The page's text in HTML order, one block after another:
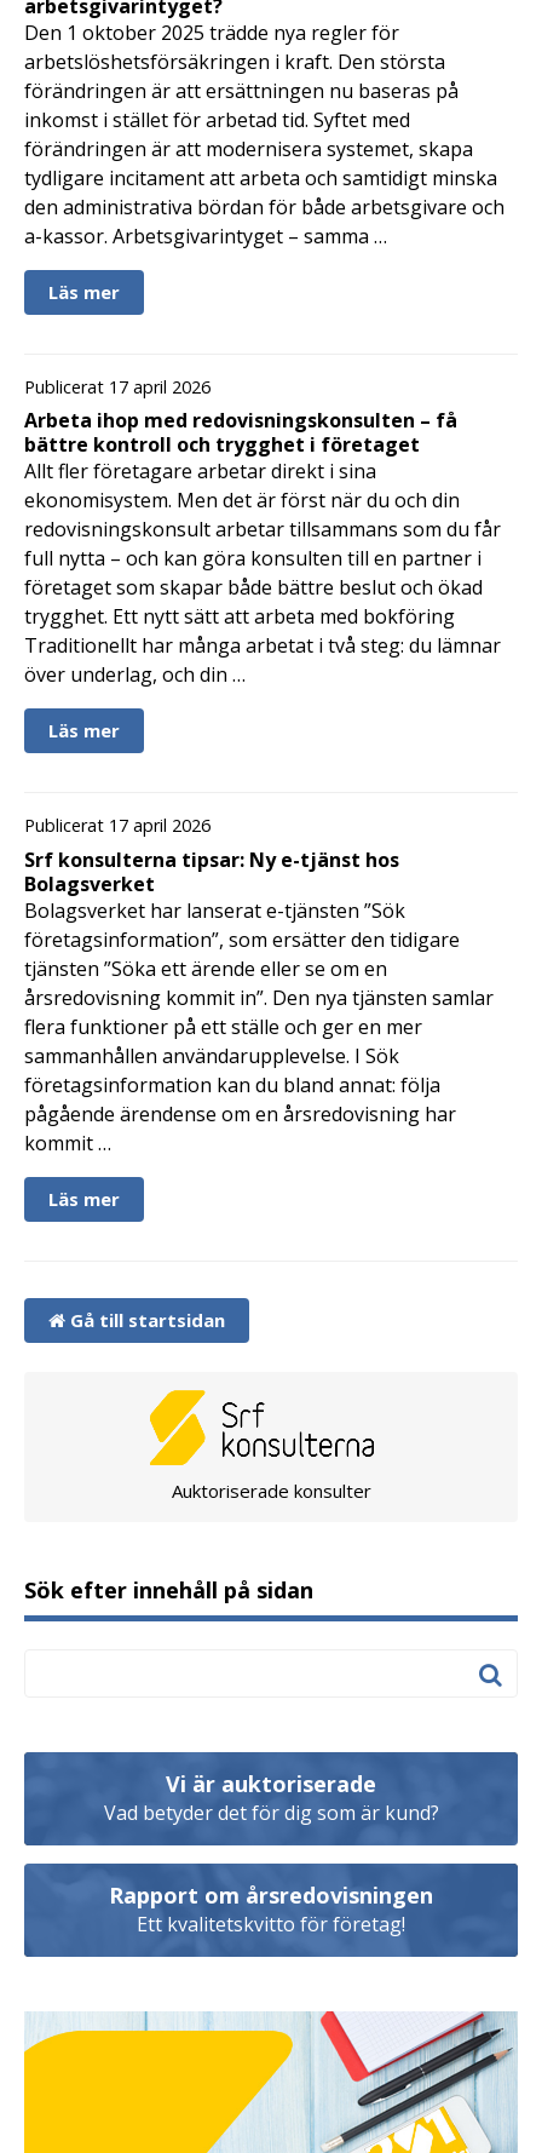
arbetsgivarintyget?
Den 1 oktober 2025 trädde nya regler för
arbetslöshetsförsäkringen i kraft. Den största
förändringen är att ersättningen nu baseras på
inkomst i stället för arbetad tid. Syftet med
förändringen är att modernisera systemet, skapa
tydligare incitament att arbeta och samtidigt minska
den administrativa bördan för både arbetsgivare och
a-kassor. Arbetsgivarintyget – samma …
Läs mer
Publicerat 17 april 2026
Arbeta ihop med redovisningskonsulten – få
bättre kontroll och trygghet i företaget
Allt fler företagare arbetar direkt i sina
ekonomisystem. Men det är först när du och din
redovisningskonsult arbetar tillsammans som du får
full nytta – och kan göra konsulten till en partner i
företaget som skapar både bättre beslut och ökad
trygghet. Ett nytt sätt att arbeta med bokföring
Traditionellt har många arbetat i två steg: du lämnar
över underlag, och din …
Läs mer
Publicerat 17 april 2026
Srf konsulterna tipsar: Ny e-tjänst hos
Bolagsverket
Bolagsverket har lanserat e-tjänsten ”Sök
företagsinformation”, som ersätter den tidigare
tjänsten ”Söka ett ärende eller se om en
årsredovisning kommit in”. Den nya tjänsten samlar
flera funktioner på ett ställe och ger en mer
sammanhållen användarupplevelse. I Sök
företagsinformation kan du bland annat: följa
pågående ärendense om en årsredovisning har
kommit …
Läs mer
Gå till startsidan
Auktoriserade konsulter
Sök efter innehåll på sidan
Vi är auktoriserade
Vad betyder det för dig som är kund?
Rapport om årsredovisningen
Ett kvalitetskvitto för företag!